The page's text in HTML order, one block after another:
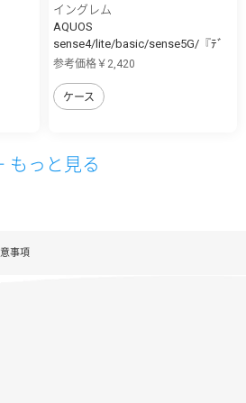
イングレム
AQUOS
sense4/lite/basic/sense5G/『ﾃﾞ
ｨ...
参考価格￥2,420
ケース
もっと見る
事項